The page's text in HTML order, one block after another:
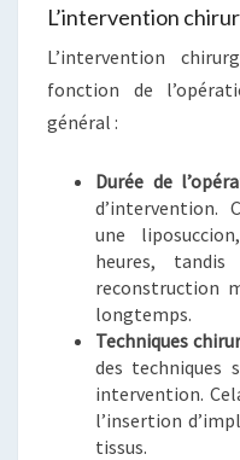
L’intervention
L’intervention
fonction de
général :
Durée de
d’intervention.
une
heures,
reconstruction
longtemps.
Techniques
des techniques
intervention.
l’insertion
tissus.